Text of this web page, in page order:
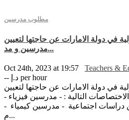
مطلوب مدرسين
في دولة الامارات عن حاجتها لتعيين
مدرسين و مد...
Oct 24th, 2023 at 19:57 Teachers &
-- د.إ per hour
في دولة الامارات عن حاجتها لتعيين
التالية : - مدرسين فيزياء -
دراسات اجتماعية - مدرسين كيمياء -
م...